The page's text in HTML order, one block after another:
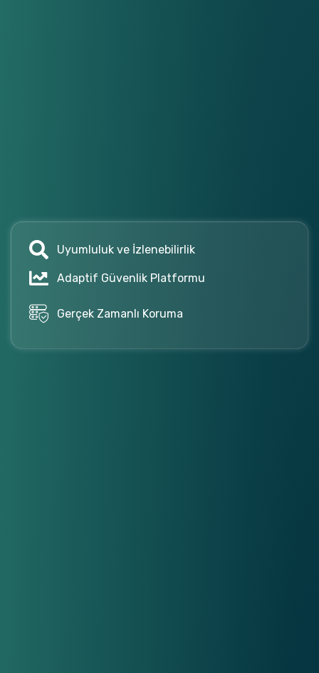
Uyumluluk ve İzlenebilirlik
Adaptif Güvenlik Platformu
Gerçek Zamanlı Koruma